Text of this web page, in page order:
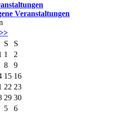
Veranstaltungen
S
S
1
2
8
9
15 16
22 23
29 30
5
6